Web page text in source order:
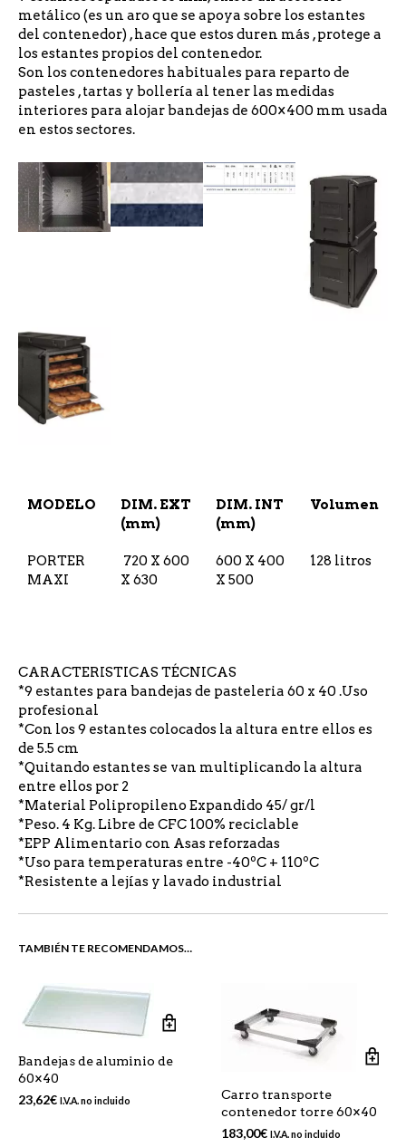
metálico (es un aro que se apoya sobre los estantes
del contenedor) , hace que estos duren más , protege a
los estantes propios del contenedor.
Son los contenedores habituales para reparto de
pasteles , tartas y bollería al tener las medidas
interiores para alojar bandejas de 600×400 mm usada
en estos sectores.
MODELO
DIM. EXT
(mm)
DIM. INT
(mm)
Volumen
PORTER
MAXI
720 X 600
X 630
600 X 400
X 500
128 litros
CARACTERISTICAS TÉCNICAS
*9 estantes para bandejas de pasteleria 60 x 40 .Uso
profesional
*Con los 9 estantes colocados la altura entre ellos es
de 5.5 cm
*Quitando estantes se van multiplicando la altura
entre ellos por 2
*Material Polipropileno Expandido 45/ gr/l
*Peso. 4 Kg. Libre de CFC 100% reciclable
*EPP Alimentario con Asas reforzadas
*Uso para temperaturas entre -40ºC + 110ºC
*Resistente a lejías y lavado industrial
TAMBIÉN TE RECOMENDAMOS…
Bandejas de aluminio de
60×40
23,62€ I.V.A. no incluido
Carro transporte
contenedor torre 60×40
183,00€ I.V.A. no incluido